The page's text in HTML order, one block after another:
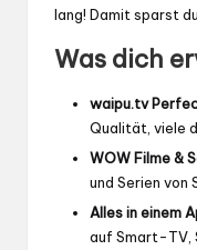
lang! Damit sparst
Was dich
waipu.tv
Qualität, viele
WOW Filme &
und Serien von
Alles in einem
auf Smart-TV,